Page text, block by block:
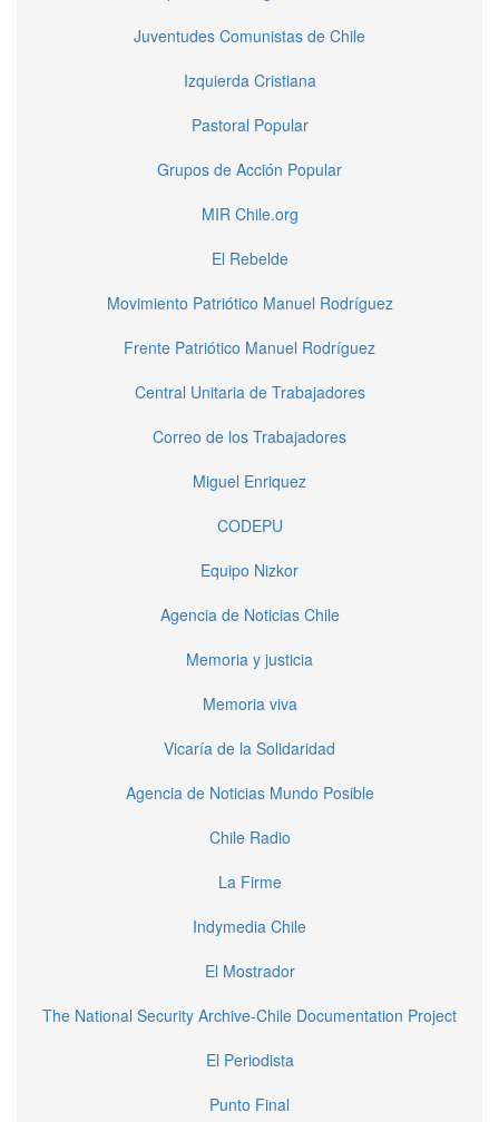
Juventudes Comunistas de Chile
Izquierda Cristiana
Pastoral Popular
Grupos de Acción Popular
MIR Chile.org
El Rebelde
Movimiento Patriótico Manuel Rodríguez
Frente Patriótico Manuel Rodríguez
Central Unitaria de Trabajadores
Correo de los Trabajadores
Miguel Enriquez
CODEPU
Equipo Nizkor
Agencia de Noticias Chile
Memoria y justicia
Memoria viva
Vicaría de la Solidaridad
Agencia de Noticias Mundo Posible
Chile Radio
La Firme
Indymedia Chile
El Mostrador
The National Security Archive-Chile Documentation Project
El Periodista
Punto Final